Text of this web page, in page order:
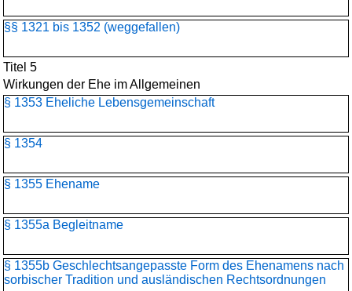
§§ 1321 bis 1352 (weggefallen)
Titel 5
Wirkungen der Ehe im Allgemeinen
§ 1353 Eheliche Lebensgemeinschaft
§ 1354
§ 1355 Ehename
§ 1355a Begleitname
§ 1355b Geschlechtsangepasste Form des Ehenamens nach
sorbischer Tradition und ausländischen Rechtsordnungen